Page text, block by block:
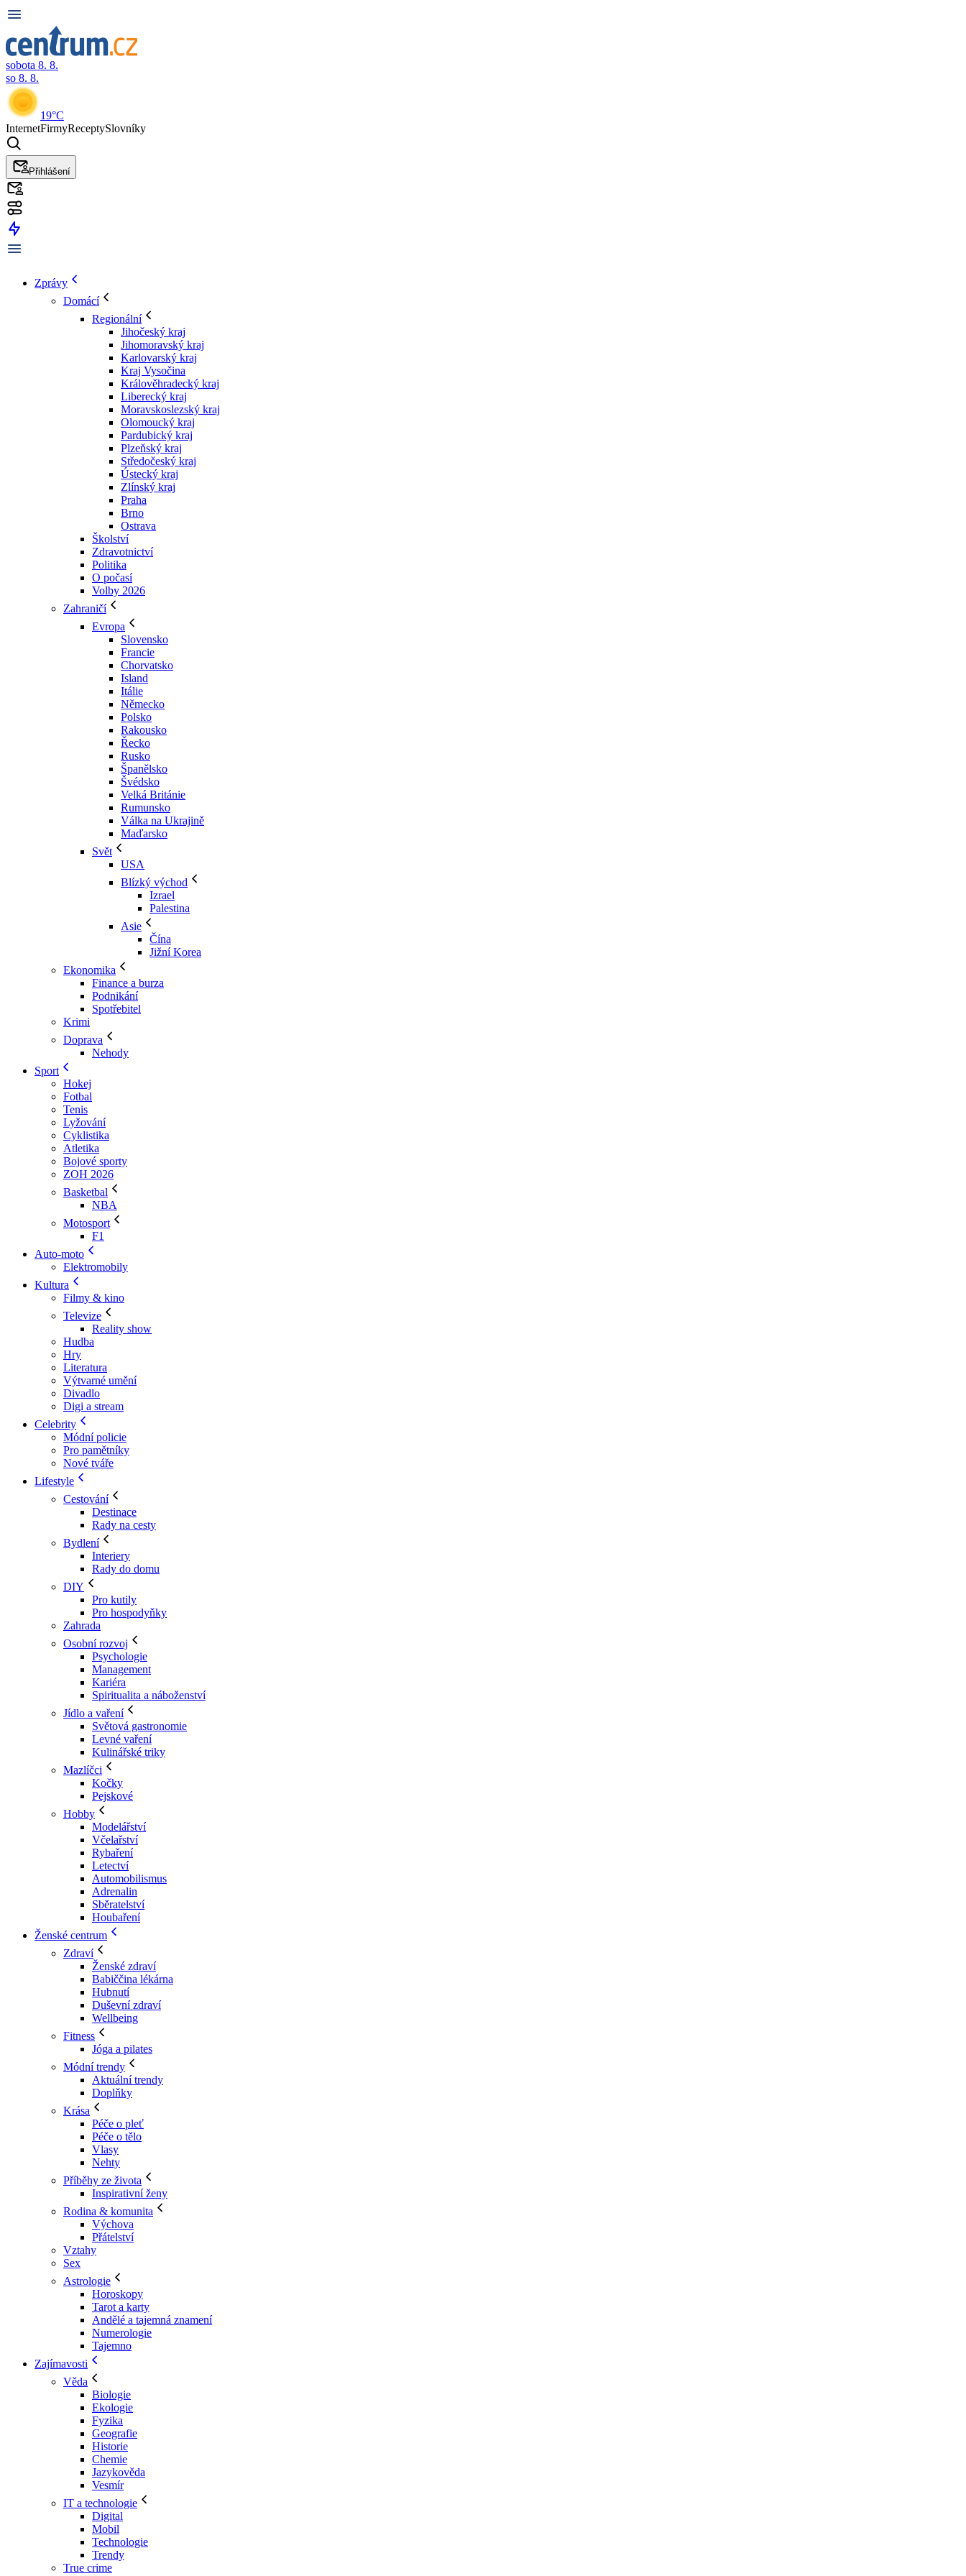
sobota 8. 8.
so 8. 8.
19°C
InternetFirmyReceptySlovníky
Přihlášení
Zprávy
Domácí
Regionální
Jihočeský kraj
Jihomoravský kraj
Karlovarský kraj
Kraj Vysočina
Králověhradecký kraj
Liberecký kraj
Moravskoslezský kraj
Olomoucký kraj
Pardubický kraj
Plzeňský kraj
Středočeský kraj
Ústecký kraj
Zlínský kraj
Praha
Brno
Ostrava
Školství
Zdravotnictví
Politika
O počasí
Volby 2026
Zahraničí
Evropa
Slovensko
Francie
Chorvatsko
Island
Itálie
Německo
Polsko
Rakousko
Řecko
Rusko
Španělsko
Švédsko
Velká Británie
Rumunsko
Válka na Ukrajině
Maďarsko
Svět
USA
Blízký východ
Izrael
Palestina
Asie
Čína
Jižní Korea
Ekonomika
Finance a burza
Podnikání
Spotřebitel
Krimi
Doprava
Nehody
Sport
Hokej
Fotbal
Tenis
Lyžování
Cyklistika
Atletika
Bojové sporty
ZOH 2026
Basketbal
NBA
Motosport
F1
Auto-moto
Elektromobily
Kultura
Filmy & kino
Televize
Reality show
Hudba
Hry
Literatura
Výtvarné umění
Divadlo
Digi a stream
Celebrity
Módní policie
Pro pamětníky
Nové tváře
Lifestyle
Cestování
Destinace
Rady na cesty
Bydlení
Interiery
Rady do domu
DIY
Pro kutily
Pro hospodyňky
Zahrada
Osobní rozvoj
Psychologie
Management
Kariéra
Spiritualita a náboženství
Jídlo a vaření
Světová gastronomie
Levné vaření
Kulinářské triky
Mazlíčci
Kočky
Pejskové
Hobby
Modelářství
Včelařství
Rybaření
Letectví
Automobilismus
Adrenalin
Sběratelství
Houbaření
Ženské centrum
Zdraví
Ženské zdraví
Babiččina lékárna
Hubnutí
Duševní zdraví
Wellbeing
Fitness
Jóga a pilates
Módní trendy
Aktuální trendy
Doplňky
Krása
Péče o pleť
Péče o tělo
Vlasy
Nehty
Příběhy ze života
Inspirativní ženy
Rodina & komunita
Výchova
Přátelství
Vztahy
Sex
Astrologie
Horoskopy
Tarot a karty
Andělé a tajemná znamení
Numerologie
Tajemno
Zajímavosti
Věda
Biologie
Ekologie
Fyzika
Geografie
Historie
Chemie
Jazykověda
Vesmír
IT a technologie
Digital
Mobil
Technologie
Trendy
True crime